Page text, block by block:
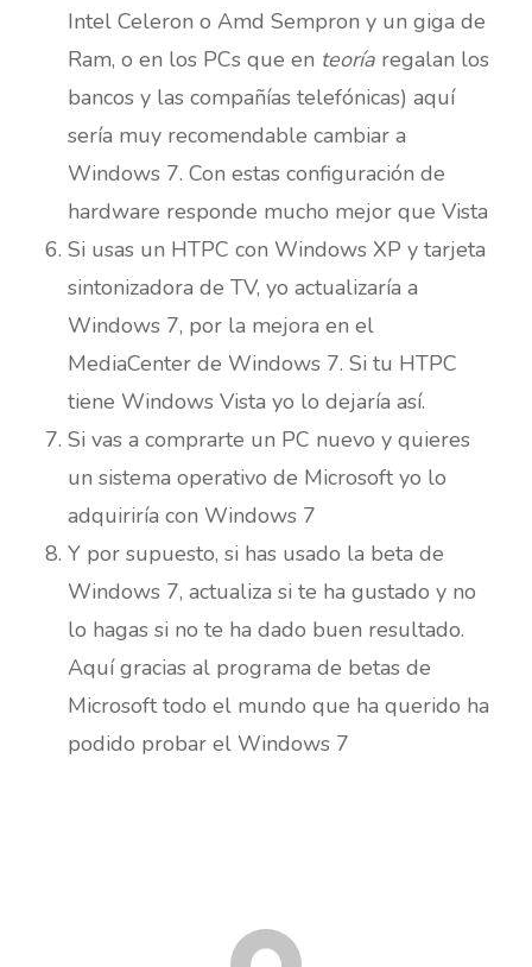
Intel Celeron o Amd Sempron y un giga de
Ram, o en los PCs que en teoríaregalan los
bancos y las compañías telefónicas) aquí
sería muy recomendable cambiar a
Windows 7. Con estas configuración de
hardware responde mucho mejor que Vista
Si usas un HTPC con Windows XP y tarjeta
sintonizadora de TV, yo actualizaría a
Windows 7, por la mejora en el
MediaCenter de Windows 7. Si tu HTPC
tiene Windows Vista yo lo dejaría así.
Si vas a comprarte un PC nuevo y quieres
un sistema operativo de Microsoft yo lo
adquiriría con Windows 7
Y por supuesto, si has usado la beta de
Windows 7, actualiza si te ha gustado y no
lo hagas si no te ha dado buen resultado.
Aquí gracias al programa de betas de
Microsoft todo el mundo que ha querido ha
podido probar el Windows 7